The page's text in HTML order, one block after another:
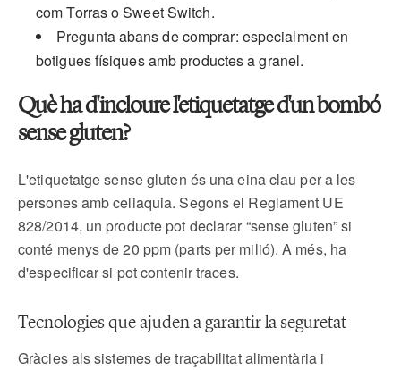
com Torras o Sweet Switch.
Pregunta abans de comprar: especialment en
botigues físiques amb productes a granel.
Què ha d'incloure l'etiquetatge d'un bombó
sense gluten?
L'etiquetatge sense gluten és una eina clau per a les
persones amb celiaquia. Segons el Reglament UE
828/2014, un producte pot declarar “sense gluten” si
conté menys de 20 ppm (parts per milió). A més, ha
d'especificar si pot contenir traces.
Tecnologies que ajuden a garantir la seguretat
Gràcies als sistemes de traçabilitat alimentària i